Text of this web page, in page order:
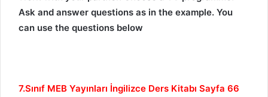
Ask and answer questions as in the example. You
can use the questions below
7.Sınıf MEB Yayınları İngilizce Ders Kitabı Sayfa 66